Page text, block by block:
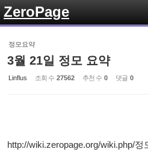
ZeroPage
정모요약
3월 21일 정모 요약
Linflus 조회 수 27562 추천 수 0 댓글 0
http://wiki.zeropage.org/wiki.php/정
Sketchbook5, 스
Sketchbook5, 스